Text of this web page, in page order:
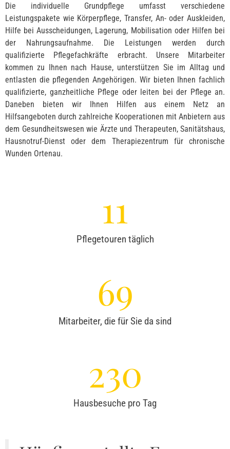
Die individuelle Grundpflege umfasst verschiedene
Leistungspakete wie Körperpflege, Transfer, An- oder Auskleiden,
Hilfe bei Ausscheidungen, Lagerung, Mobilisation oder Hilfen bei
der Nahrungsaufnahme. Die Leistungen werden durch
qualifizierte Pflegefachkräfte erbracht. Unsere Mitarbeiter
kommen zu Ihnen nach Hause, unterstützen Sie im Alltag und
entlasten die pflegenden Angehörigen. Wir bieten Ihnen fachlich
qualifizierte, ganzheitliche Pflege oder leiten bei der Pflege an.
Daneben bieten wir Ihnen Hilfen aus einem Netz an
Hilfsangeboten durch zahlreiche Kooperationen mit Anbietern aus
dem Gesundheitswesen wie Ärzte und Therapeuten, Sanitätshaus,
Hausnotruf-Dienst oder dem Therapiezentrum für chronische
Wunden Ortenau.
Pflegetouren täglich
11
Mitarbeiter, die für Sie da sind
69
Hausbesuche pro Tag
230